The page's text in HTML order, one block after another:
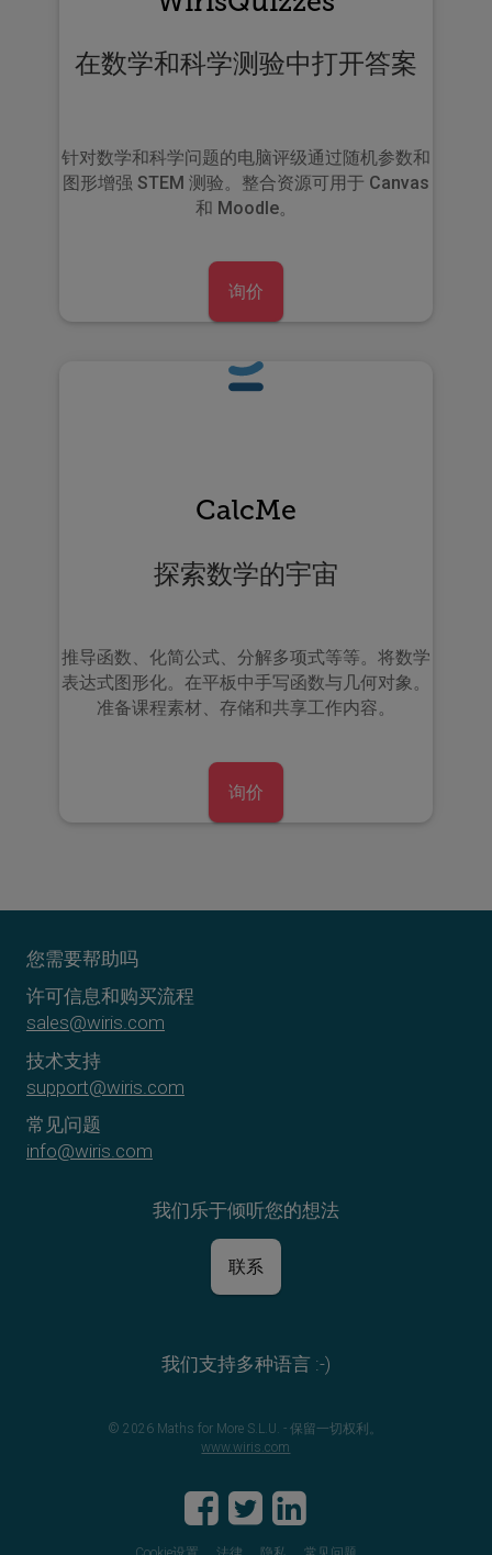
在数学和科学测验中打开答案
针对数学和科学问题的电脑评级通过随机参数和
图形增强 STEM 测验。整合资源可用于 Canvas
和 Moodle。
询价
CalcMe
探索数学的宇宙
推导函数、化简公式、分解多项式等等。 将数学
表达式图形化。在平板中手写函数与 几何对象 。
准备课程素材、存储和共享工作内容。
询价
您需要帮助吗
许可信息和购买流程
sales@wiris.com
技术支持
support@wiris.com
常见问题
info@wiris.com
我们乐于倾听您的想法
联系
我们支持多种语言 :-)
© 2026 Maths for More S.L.U. - 保留一切权利。
www.wiris.com